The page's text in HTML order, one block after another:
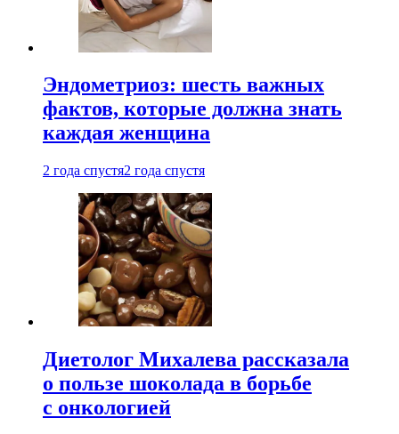
Эндометриоз: шесть важных
фактов, которые должна знать
каждая женщина
2 года спустя2 года спустя
Диетолог Михалева рассказала
о пользе шоколада в борьбе
с онкологией